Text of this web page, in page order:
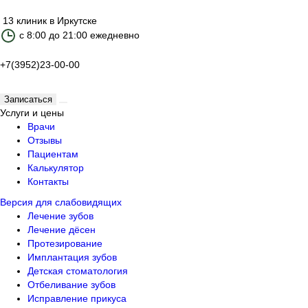
13 клиник в Иркутске
с 8:00 до 21:00 ежедневно
+7(3952)23-00-00
Записаться
Услуги и цены
Врачи
Отзывы
Пациентам
Калькулятор
Контакты
Версия для слабовидящих
Лечение зубов
Лечение дёсен
Протезирование
Имплантация зубов
Детская стоматология
Отбеливание зубов
Исправление прикуса